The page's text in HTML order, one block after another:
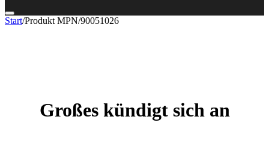
Start/Produkt MPN/90051026
Großes kündigt sich an